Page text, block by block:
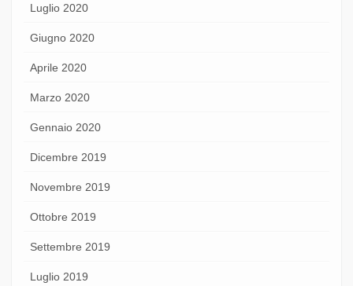
Luglio 2020
Giugno 2020
Aprile 2020
Marzo 2020
Gennaio 2020
Dicembre 2019
Novembre 2019
Ottobre 2019
Settembre 2019
Luglio 2019